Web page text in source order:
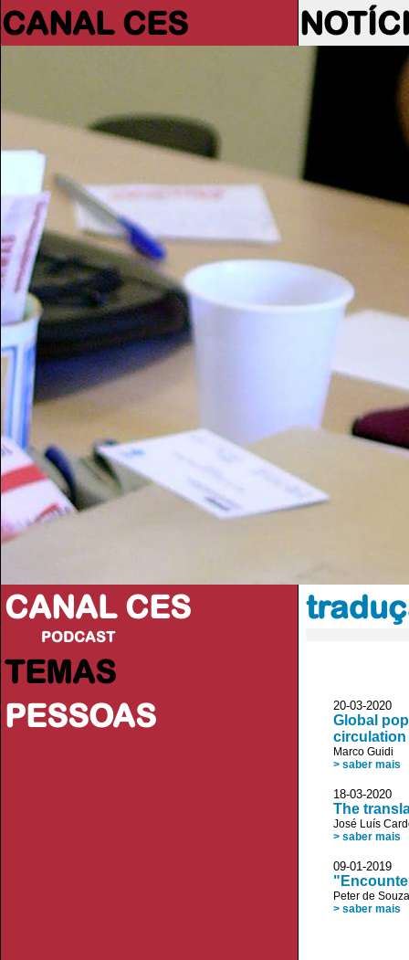
CANAL CES
CANAL CES
PODCAST
TEMAS
PESSOAS
20-03-
Global
circulation
Marco Guidi
> saber mais
18-03-
The
José Luís
> saber mais
09-01-
Peter de Souza
> saber mais